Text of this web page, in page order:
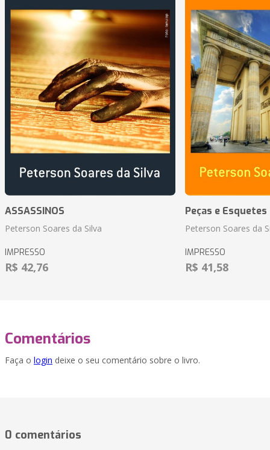
ASSASSINOS
Peterson Soares da Silva
IMPRESSO
R$ 42,76
Peças e
Peterson Soares da
IMPRESSO
R$ 41,58
Comentários
Faça o login deixe o seu comentário sobre o livro.
0 comentários